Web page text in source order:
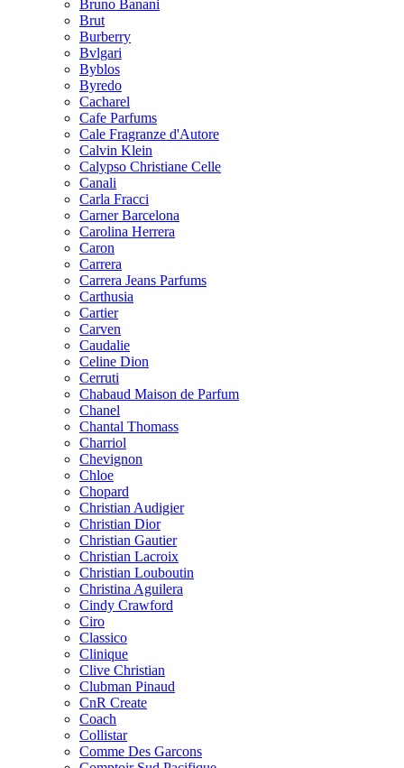
Bruno Banani
Brut
Burberry
Bvlgari
Byblos
Byredo
Cacharel
Cafe Parfums
Cale Fragranze d'Autore
Calvin Klein
Calypso Christiane Celle
Canali
Carla Fracci
Carner Barcelona
Carolina Herrera
Caron
Carrera
Carrera Jeans Parfums
Carthusia
Cartier
Carven
Caudalie
Celine Dion
Cerruti
Chabaud Maison de Parfum
Chanel
Chantal Thomass
Charriol
Chevignon
Chloe
Chopard
Christian Audigier
Christian Dior
Christian Gautier
Christian Lacroix
Christian Louboutin
Christina Aguilera
Cindy Crawford
Ciro
Classico
Clinique
Clive Christian
Clubman Pinaud
CnR Create
Coach
Collistar
Comme Des Garcons